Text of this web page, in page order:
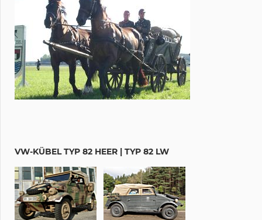
VW-KÜBEL TYP 82 HEER | TYP 82 LW